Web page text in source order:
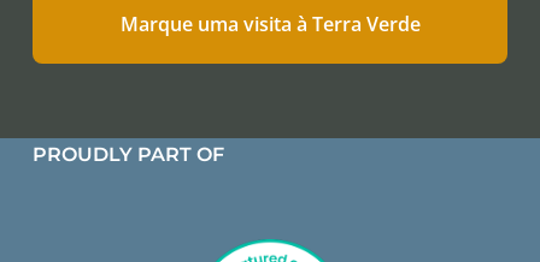
Marque uma visita à Terra Verde
PROUDLY PART OF